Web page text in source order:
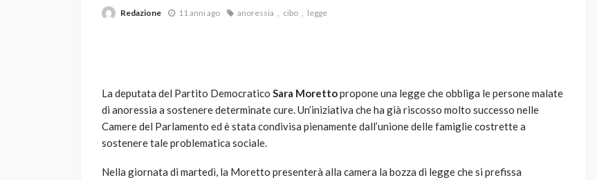
Redazione 11 anni ago anoressia cibo legge
La deputata del Partito Democratico Sara Morettopropone una legge che obbliga le persone malate
di anoressia a sostenere determinate cure. Un’iniziativa che ha già riscosso molto successo nelle
Camere del Parlamento ed è stata condivisa pienamente dall’unione delle famiglie costrette a
sostenere tale problematica sociale.
Nella giornata di martedì, la Moretto presenterà alla camera la bozza di legge che si prefissa
VARIE
Robot tagliaerba: quale
AUTO SPORT
MG alle Final 8 di Coppa
Davis: tennis mondiale e
l’automobilismo